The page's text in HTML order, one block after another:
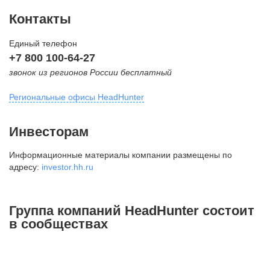
Контакты
Единый телефон
+7 800 100-64-27
звонок из регионов России бесплатный
Региональные офисы HeadHunter
внутригородская территория
Муниципальный округ Тверской,
2-я Брестская ул., д. 48,
+7 495 980-64-27
Инвесторам
Информационные материалы компании размещены по
адресу: investor.hh.ru
Группа компаний HeadHunter состоит
в сообществах